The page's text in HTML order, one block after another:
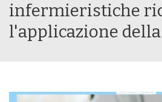
infermieristiche
l'applicazione della